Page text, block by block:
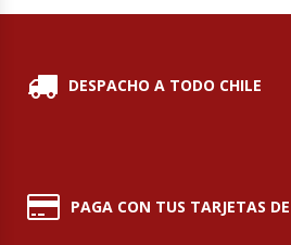
Ollas Arroceras
Peladora De Papas
DESPACHO A TODO CHILE
PAGA CON TUS TARJETAS